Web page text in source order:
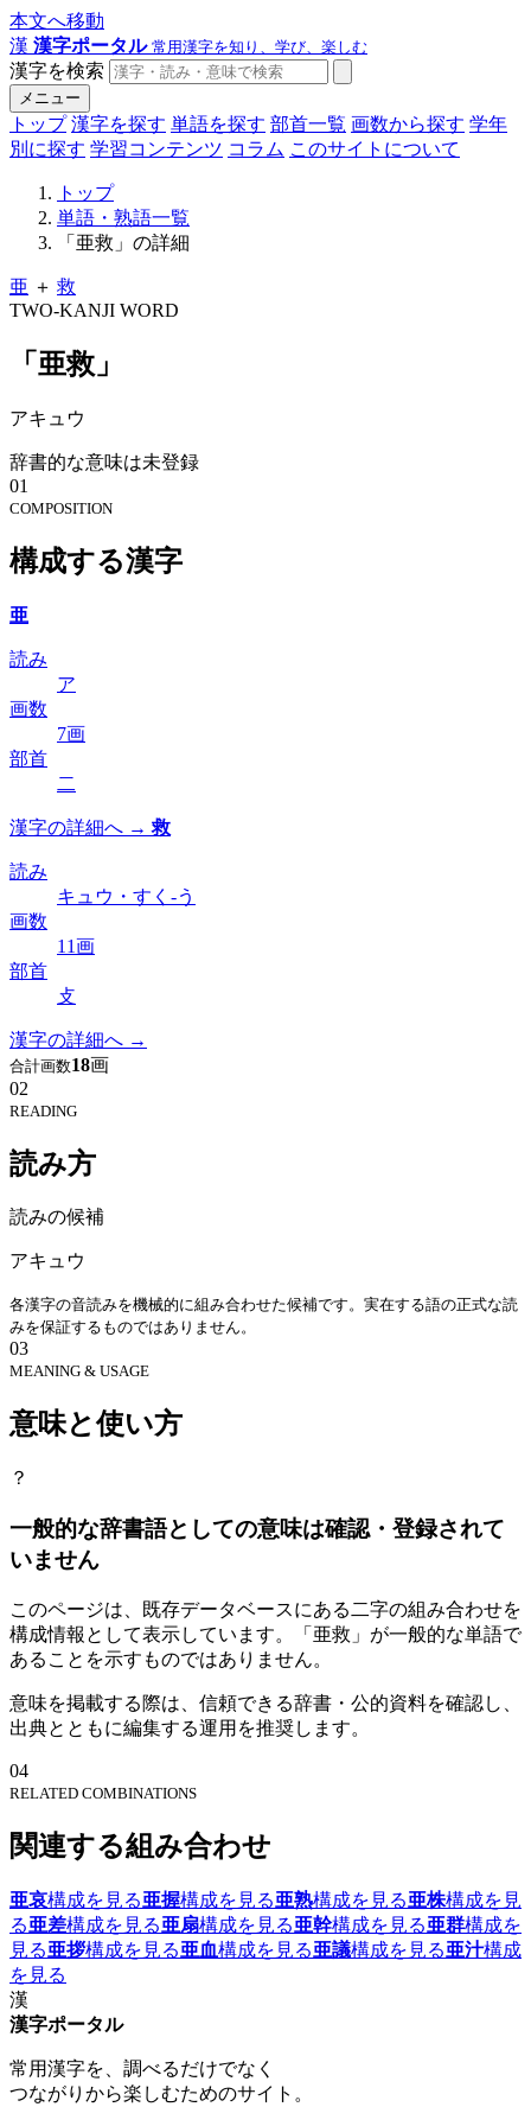
本文へ移動
漢 漢字ポータル 常用漢字を知り、学び、楽しむ
漢字を検索
メニュー
トップ 漢字を探す 単語を探す 部首一覧 画数から探す 学年
別に探す 学習コンテンツ コラム このサイトについて
トップ
単語・熟語一覧
「亜救」の詳細
亜 ＋ 救
TWO-KANJI WORD
「亜救」
アキュウ
辞書的な意味は未登録
01
COMPOSITION
構成する漢字
亜
読み
ア
画数
7画
部首
二
漢字の詳細へ → 救
読み
キュウ・すく-う
画数
11画
部首
攴
漢字の詳細へ →
合計画数18画
02
READING
読み方
読みの候補
アキュウ
各漢字の音読みを機械的に組み合わせた候補です。実在する語の正式な読
みを保証するものではありません。
03
MEANING & USAGE
意味と使い方
？
一般的な辞書語としての意味は確認・登録されて
いません
このページは、既存データベースにある二字の組み合わせを
構成情報として表示しています。「亜救」が一般的な単語で
あることを示すものではありません。
意味を掲載する際は、信頼できる辞書・公的資料を確認し、
出典とともに編集する運用を推奨します。
04
RELATED COMBINATIONS
関連する組み合わせ
亜哀構成を見る亜握構成を見る亜熟構成を見る亜株構成を見
る亜差構成を見る亜扇構成を見る亜幹構成を見る亜群構成を
見る亜拶構成を見る亜血構成を見る亜議構成を見る亜汁構成
を見る
漢
漢字ポータル
常用漢字を、調べるだけでなく
つながりから楽しむためのサイト。